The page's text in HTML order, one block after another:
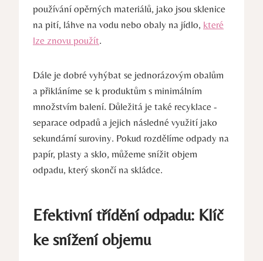
používání opěrných materiálů, jako​ jsou sklenice
na pití, láhve na vodu ‍nebo⁣ obaly na ‍jídlo, které
lze znovu použít.
Dále⁣ je dobré vyhýbat se jednorázovým‌ obalům
a ‌přikláníme se⁢ k produktům⁣ s minimálním
množstvím balení. Důležitá je také‌ recyklace -‌
separace ​odpadů ⁣a jejich následné využití⁢ jako
sekundární suroviny. Pokud rozdělíme‌ odpady​ na⁤
papír, plasty a ‌sklo,‍ můžeme ⁢snížit objem
⁢odpadu, který skončí na skládce.
Efektivní třídění odpadu:‌ Klíč
ke‌ snížení objemu